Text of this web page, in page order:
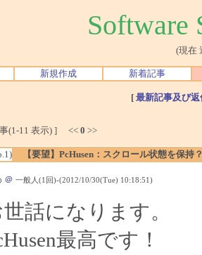
Software
(現在
新規作成 新着記事
[ 最新記事及び
(1-11 表示) ] << 0 >>
【要望】PcHusen：スクロール状態を保持
＠ 一般人(1回)-(2012/10/30(Tue) 10:18:51)
話になります。
最高です！